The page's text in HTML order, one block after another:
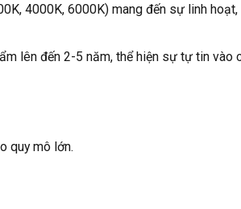
4000K, 6000K) mang đến sự linh
lên đến 2-5 năm, thể hiện sự tự tin vào
quy mô lớn.